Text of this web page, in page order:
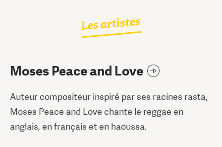
Les artistes
Moses Peace and Love
Auteur compositeur inspiré par ses racines rasta,
Moses Peace and Love chante le reggae en
anglais, en français et en haoussa.